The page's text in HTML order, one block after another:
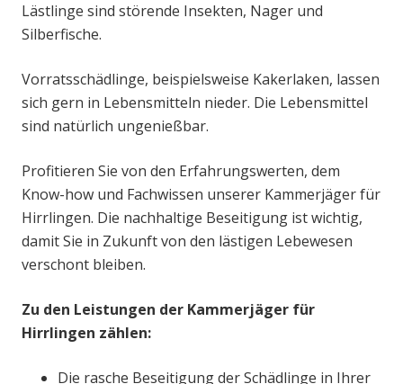
Lästlinge sind störende Insekten, Nager und
Silberfische.
Vorratsschädlinge, beispielsweise Kakerlaken, lassen
sich gern in Lebensmitteln nieder. Die Lebensmittel
sind natürlich ungenießbar.
Profitieren Sie von den Erfahrungswerten, dem
Know-how und Fachwissen unserer Kammerjäger für
Hirrlingen. Die nachhaltige Beseitigung ist wichtig,
damit Sie in Zukunft von den lästigen Lebewesen
verschont bleiben.
Zu den Leistungen der Kammerjäger für
Hirrlingen zählen:
Die rasche Beseitigung der Schädlinge in Ihrer